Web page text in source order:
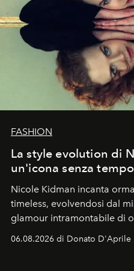
FASHION
La style evolution di
un'icona senza tempo
Nicole Kidman incanta
timeless, evolvendosi dal
glamour intramontabile di
06.08.2026 di Donato D'Aprile